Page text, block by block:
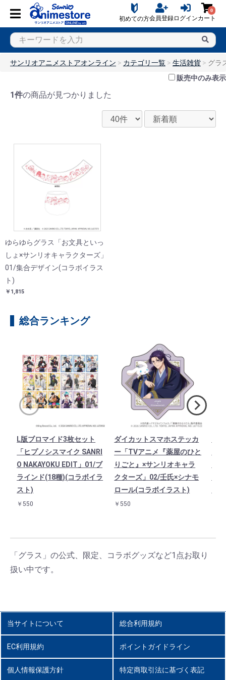
初めての方会員登録ログイン
0
カート
サンリオアニメストアオンライン カテゴリ一覧 生活雑貨
グラ
販売中のみ表示
1件の商品が見つかりました
ゆらゆらグラス「お文具といっ
しょ×サンリオキャラクターズ」
01/集合デザイン(コラボイラス
ト)
￥1,815
総合ランキング
L版ブロマイド3枚セット
「ヒプノシスマイク SANRI
O NAKAYOKU EDIT」01/ブ
ラインド(18種)(コラボイラ
スト)
￥550
ダイカットスマホステッカ
ー「TVアニメ『薬屋のひと
りごと』×サンリオキャラ
クターズ」02/壬氏×シナモ
ロール(コラボイラスト)
￥550
「グラス」の公式、限定、コラボグッズなど1点お取り
扱い中です。
当サイトについて 総合利用規約
EC利用規約 ポイントガイドライン
個人情報保護方針 特定商取引法に基づく表記